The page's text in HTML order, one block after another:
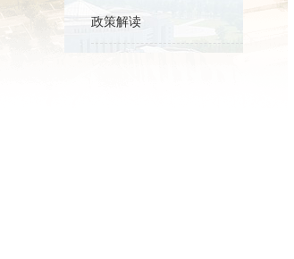
政策解读